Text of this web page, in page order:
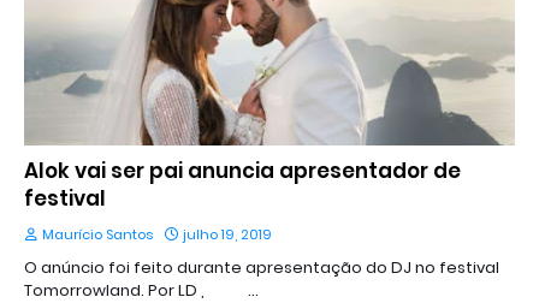
Alok vai ser pai anuncia apresentador de
festival
Maurício Santos julho 19, 2019
O anúncio foi feito durante apresentação do DJ no festival
Tomorrowland. Por LD , …